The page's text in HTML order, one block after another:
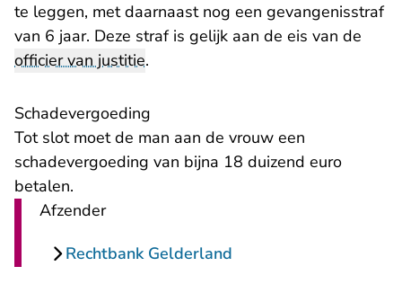
te leggen, met daarnaast nog een gevangenisstraf
van 6 jaar. Deze straf is gelijk aan de eis van de
officier van justitie.
Schadevergoeding
Tot slot moet de man aan de vrouw een
schadevergoeding van bijna 18 duizend euro
betalen.
Afzender
Rechtbank Gelderland